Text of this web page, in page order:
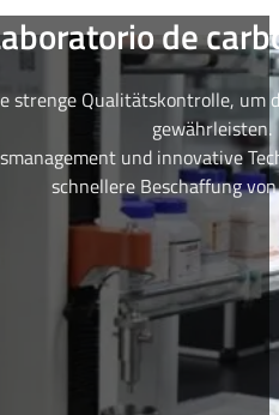
de
strenge Qualitätskontrolle, um
gewährleisten.
und innovative
schnellere Beschaffung